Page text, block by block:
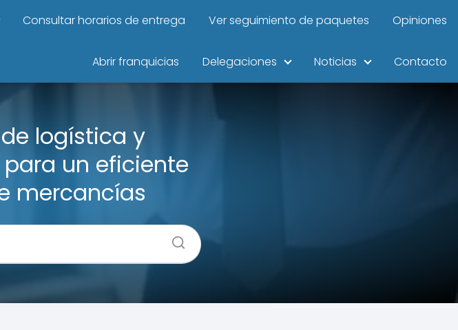
Consultar horarios de entrega Ver seguimiento de paquetes Opiniones
Abrir franquicias Delegaciones Noticias Contacto
logística y
un eficiente
mercancías